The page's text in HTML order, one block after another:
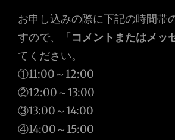
お申し込みの際に下記の時間帯
すので、「コメントまたはメッ
てください。
①11:00～12:00
②12:00～13:00
③13:00～14:00
④14:00～15:00